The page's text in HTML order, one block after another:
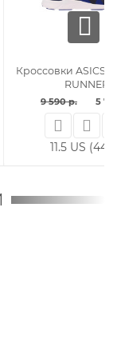
ASICS GEL- LYTE
5 754 р.
US (44.5 )